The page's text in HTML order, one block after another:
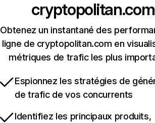
cryptopolitan.com
Obtenez un instantané des
ligne de cryptopolitan.com en
métriques de trafic les plus
Espionnez les stratégies de
de trafic de vos concurrents
Identifiez les principaux produits,